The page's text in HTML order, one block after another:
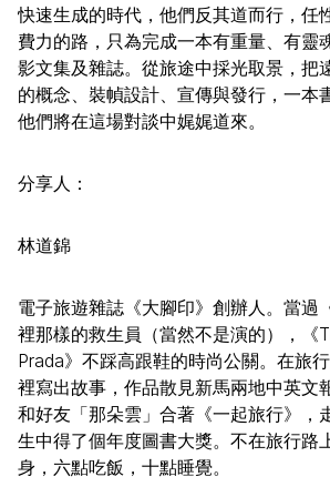
快速生成的時代，他們反其道而行，任
費力的路，只為完成一本有重量、有靈
影文集及雜誌。從旅途中採光取景，把
的概念、裝幀設計、宣傳與發行，一本
他們將在這場對談中娓娓道來。
分享人：
林道錦
電子旅遊雜誌《大腳印》創辦人。當過
裡那樣的救生員（當然不是演的），《
Prada》不踩高跟鞋的時尚公關。在旅
裡寫出故事，作品散見新馬兩地中英文
和好友「那朵雲」合著《一起旅行》，
生中得了個年度圖書大獎。不在旅行路
身，六點吃飯，十點睡覺。